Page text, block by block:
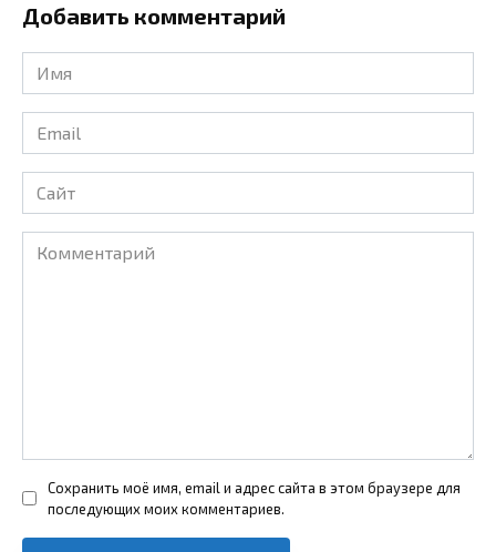
Добавить комментарий
Имя
*
Email
*
Сайт
Комментарий
Сохранить моё имя, email и адрес сайта в этом браузере для
последующих моих комментариев.